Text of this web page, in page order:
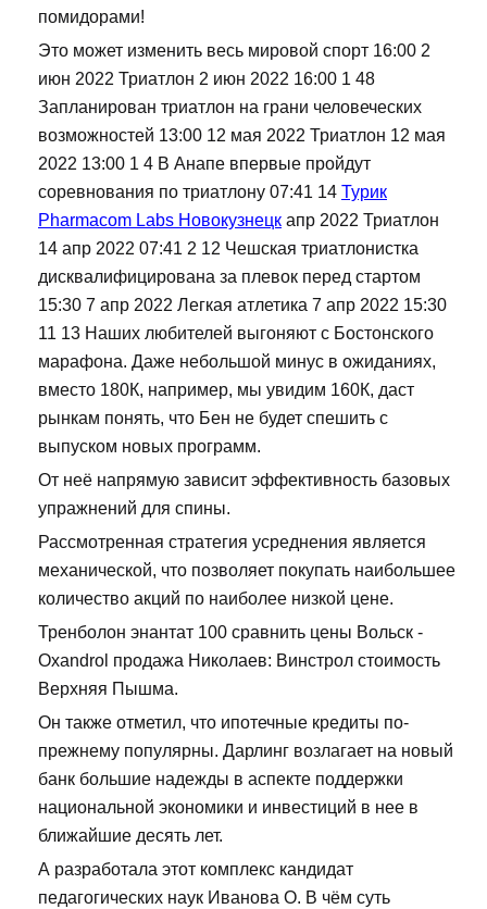
помидорами!
Это может изменить весь мировой спорт 16:00 2
июн 2022 Триатлон 2 июн 2022 16:00 1 48
Запланирован триатлон на грани человеческих
возможностей 13:00 12 мая 2022 Триатлон 12 мая
2022 13:00 1 4 В Анапе впервые пройдут
соревнования по триатлону 07:41 14 Турик
Pharmacom Labs Новокузнецк апр 2022 Триатлон
14 апр 2022 07:41 2 12 Чешская триатлонистка
дисквалифицирована за плевок перед стартом
15:30 7 апр 2022 Легкая атлетика 7 апр 2022 15:30
11 13 Наших любителей выгоняют с Бостонского
марафона. Даже небольшой минус в ожиданиях,
вместо 180К, например, мы увидим 160К, даст
рынкам понять, что Бен не будет спешить с
выпуском новых программ.
От неё напрямую зависит эффективность базовых
упражнений для спины.
Рассмотренная стратегия усреднения является
механической, что позволяет покупать наибольшее
количество акций по наиболее низкой цене.
Тренболон энантат 100 сравнить цены Вольск -
Oxandrol продажа Николаев: Винстрол стоимость
Верхняя Пышма.
Он также отметил, что ипотечные кредиты по-
прежнему популярны. Дарлинг возлагает на новый
банк большие надежды в аспекте поддержки
национальной экономики и инвестиций в нее в
ближайшие десять лет.
А разработала этот комплекс кандидат
педагогических наук Иванова О. В чём суть